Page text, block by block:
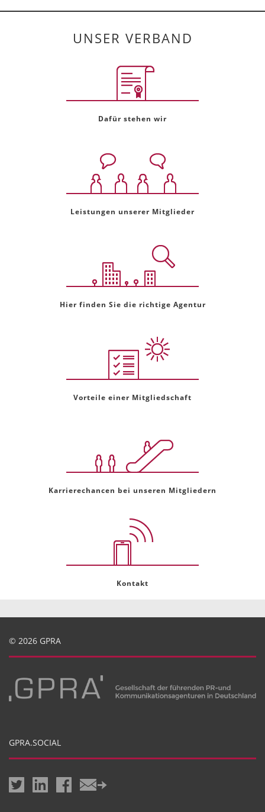
UNSER VERBAND
Dafür stehen wir
Leistungen unserer Mitglieder
Hier finden Sie die richtige Agentur
Vorteile einer Mitgliedschaft
Karrierechancen bei unseren Mitgliedern
Kontakt
© 2026 GPRA
GPRA.SOCIAL